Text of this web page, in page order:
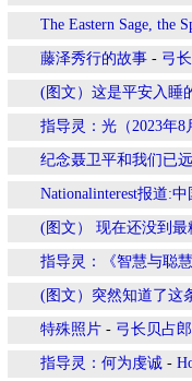
The Eastern Sage, the
藤泽秀行的故事 - 弓
(图文）这是平安入睡
指导灵：光（2023年
纪念聂卫平和我们已
Nationalinterest报道:
(图文） 现在还没到最
指导灵：《智慧与聪
(图文）突然知道了这
特殊照片 - 弓长贝占郎
指导灵：何为虔诚 -